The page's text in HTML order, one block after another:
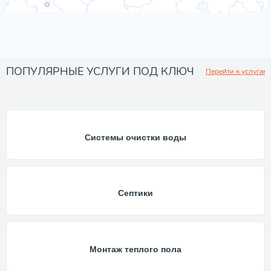
ПОПУЛЯРНЫЕ УСЛУГИ ПОД КЛЮЧ Перейти к услугам
Системы очистки воды
Септики
Монтаж теплого пола